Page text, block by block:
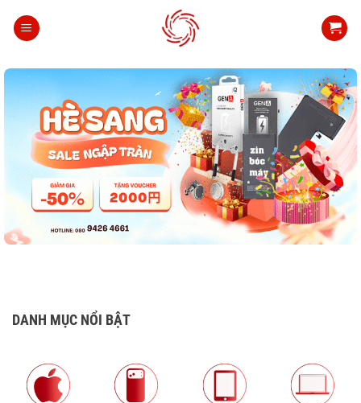
qua
dung
DANH MỤC NỔI BẬT